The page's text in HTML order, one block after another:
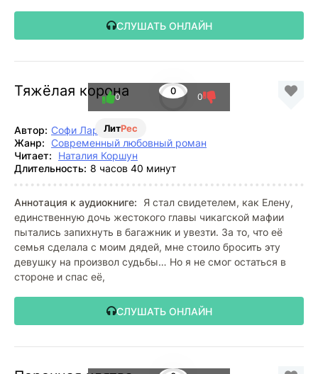
СЛУШАТЬ ОНЛАЙН
Тяжёлая корона
ЛитРес
0
0 0
Автор: Софи Ларк
Жанр: Современный любовный роман
Читает:
Наталия Коршун
Длительность: 8 часов 40 минут
Аннотация к аудиокниге:
Я стал свидетелем, как Елену,
единственную дочь жестокого главы чикагской мафии
пытались запихнуть в багажник и увезти. За то, что её
семья сделала с моим дядей, мне стоило бросить эту
девушку на произвол судьбы… Но я не смог остаться в
стороне и спас её,
СЛУШАТЬ ОНЛАЙН